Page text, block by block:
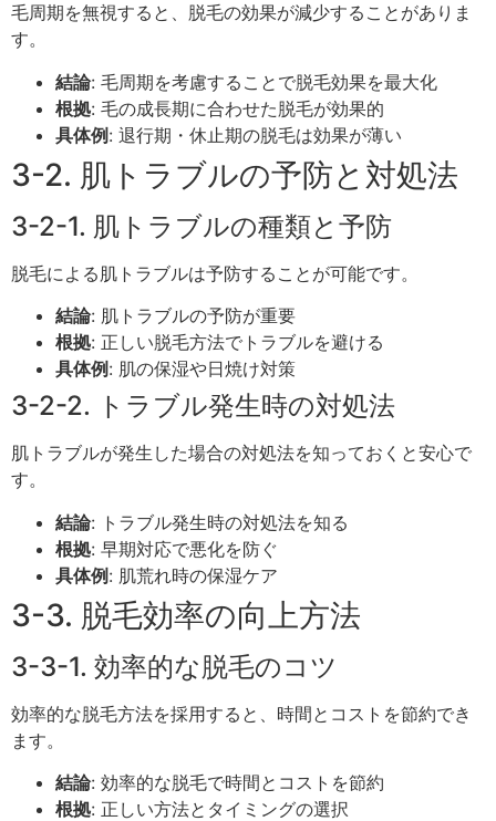
毛周期を無視すると、脱毛の効果が減少することがありま
す。
結論: 毛周期を考慮することで脱毛効果を最大化
根拠: 毛の成長期に合わせた脱毛が効果的
具体例: 退行期・休止期の脱毛は効果が薄い
3-2. 肌トラブルの予防と対処法
3-2-1. 肌トラブルの種類と予防
脱毛による肌トラブルは予防することが可能です。
結論: 肌トラブルの予防が重要
根拠: 正しい脱毛方法でトラブルを避ける
具体例 : 肌の保湿や日焼け対策
3-2-2. トラブル発生時の対処法
肌トラブルが発生した場合の対処法を知っておくと安心で
す。
結論: トラブル発生時の対処法を知る
根拠: 早期対応で悪化を防ぐ
具体例: 肌荒れ時の保湿ケア
3-3. 脱毛効率の向上方法
3-3-1. 効率的な脱毛のコツ
効率的な脱毛方法を採用すると、時間とコストを節約でき
ます。
結論: 効率的な脱毛で時間とコストを節約
根拠: 正しい方法とタイミングの選択